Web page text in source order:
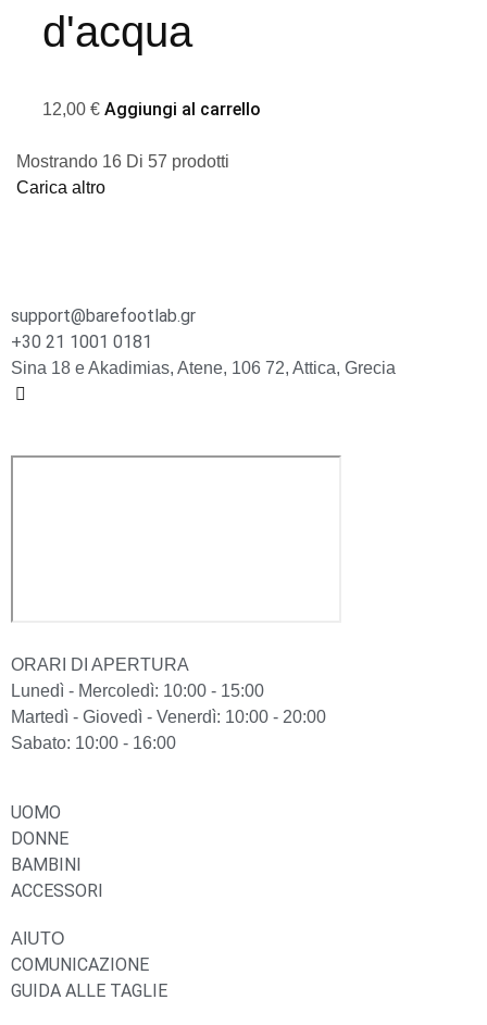
d'acqua
12,00 € Aggiungi al carrello
Mostrando 16 Di 57 prodotti
Carica altro
support@barefootlab.gr
+30 21 1001 0181
Sina 18 e Akadimias, Atene, 106 72, Attica, Grecia
ORARI DI APERTURA
Lunedì - Mercoledì: 10:00 - 15:00
Martedì - Giovedì - Venerdì: 10:00 - 20:00
Sabato: 10:00 - 16:00
UOMO
DONNE
BAMBINI
ACCESSORI
AIUTO
COMUNICAZIONE
GUIDA ALLE TAGLIE